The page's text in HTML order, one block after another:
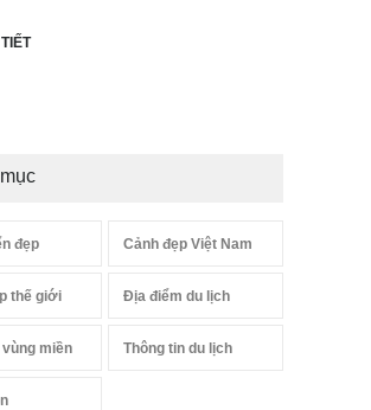
đẹp Cảnh đẹp Việt Nam
thế giới Địa điểm du lịch
miền Thông tin du lịch